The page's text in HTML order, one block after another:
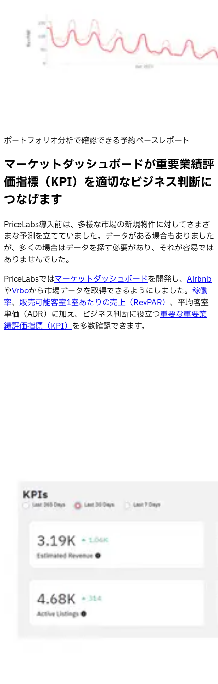
ポートフォリオ分析で確認できる予約ペースレポート
マーケットダッシュボードが重要業績評
価指標（KPI）を適切なビジネス判断に
つなげます
PriceLabs導入前は、多様な市場の新規物件に対してさまざ
まな予測を立てていました。データがある場合もありました
が、多くの場合はデータを探す必要があり、それが容易では
ありませんでした。
PriceLabsではマーケットダッシュボードを開発し、 Airbnb
やVrboから市場データを取得できるようにしました。 稼働
率、 販売可能客室1室あたりの売上（RevPAR） 、平均客室
単価（ADR）に加え、ビジネス判断に役立つ重要な重要業
績評価指標（KPI） を多数確認できます。